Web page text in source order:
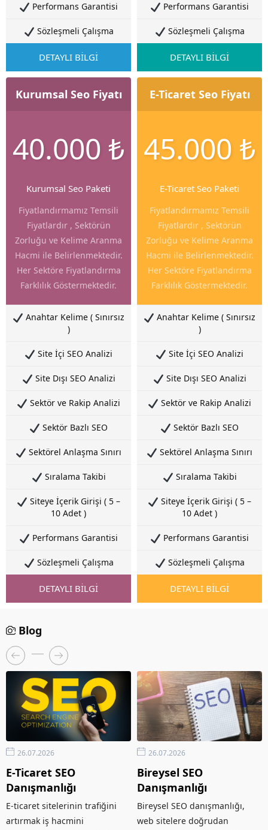
Performans Garantisi
Sözleşmeli Çalışma
DETAYLI BİLGİ
Performans Garantisi
Sözleşmeli Çalışma
DETAYLI BİLGİ
Kurumsal Seo Fiyatı
40.000 ₺
Kurumsal Seo Paketi
Fiyatlandırmamız Temsili
Fiyatlardır , Sektörün
Zorluğu ve Kelime Aranma
Hacmi ile Belirlenmektedir.
Her Sektöre Fiyatlandırma
Farklılık Göstermektedir.
Anahtar Kelime ( Sınırsız
)
Site İçi SEO Analizi
Site Dışı SEO Analizi
Sektör ve Rakip Analizi
Sektör Bazlı SEO
Sektörel Anlaşma Sınırı
Sıralama Takibi
Siteye İçerik Girişi ( 5 –
10 Adet )
Performans Garantisi
Sözleşmeli Çalışma
DETAYLI BİLGİ
E-Ticaret Seo Fiyatı
45.000 ₺
E-Ticaret Seo Paketi
Fiyatlandırmamız Temsili
Fiyatlardır , Sektörün
Zorluğu ve Kelime Aranma
Hacmi ile Belirlenmektedir.
Her Sektöre Fiyatlandırma
Farklılık Göstermektedir.
Anahtar Kelime ( Sınırsız
)
Site İçi SEO Analizi
Site Dışı SEO Analizi
Sektör ve Rakip Analizi
Sektör Bazlı SEO
Sektörel Anlaşma Sınırı
Sıralama Takibi
Siteye İçerik Girişi ( 5 –
10 Adet )
Performans Garantisi
Sözleşmeli Çalışma
DETAYLI BİLGİ
Blog
26.07.2026
E-Ticaret SEO
Danışmanlığı
E-ticaret sitelerinin trafiğini
artırmak iş hacmini
26.07.2026
Bireysel SEO
Danışmanlığı
Bireysel SEO danışmanlığı,
web sitelere doğrudan